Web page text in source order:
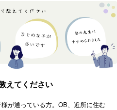
えてください
が通っている方。OB、近所に住む